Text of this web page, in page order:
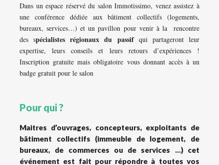
Dans un espace réservé du salon Immotissimo, venez assistez à
une conférence dédiée aux bâtiment collectifs (logements,
bureaux, services…) et un pavillon pour venir à la rencontre
des spécialistes régionaux du passif qui partageront leur
expertise, leurs conseils et leurs retours d’expériences !
Inscription gratuite mais obligatoire vous donnant accès à un
badge gratuit pour le salon
Pour qui ?
Maitres d’ouvrages, concepteurs, exploitants de
bâtiment collectifs (immeuble de logement, de
bureaux, de commerces ou de services …) cet
événement est fait pour répondre à toutes vos